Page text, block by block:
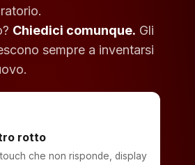
Chiedici comunque. Gli
sempre a inventarsi
rotto
che non risponde, display